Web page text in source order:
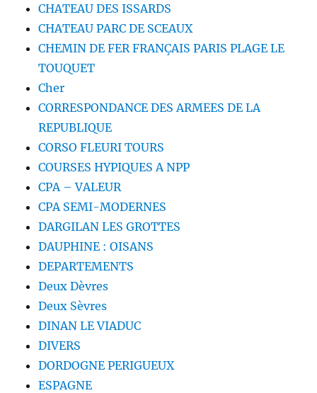
CHATEAU DES ISSARDS
CHATEAU PARC DE SCEAUX
CHEMIN DE FER FRANÇAIS PARIS PLAGE LE
TOUQUET
Cher
CORRESPONDANCE DES ARMEES DE LA
REPUBLIQUE
CORSO FLEURI TOURS
COURSES HYPIQUES A NPP
CPA – VALEUR
CPA SEMI-MODERNES
DARGILAN LES GROTTES
DAUPHINE : OISANS
DEPARTEMENTS
Deux Dèvres
Deux Sèvres
DINAN LE VIADUC
DIVERS
DORDOGNE PERIGUEUX
ESPAGNE